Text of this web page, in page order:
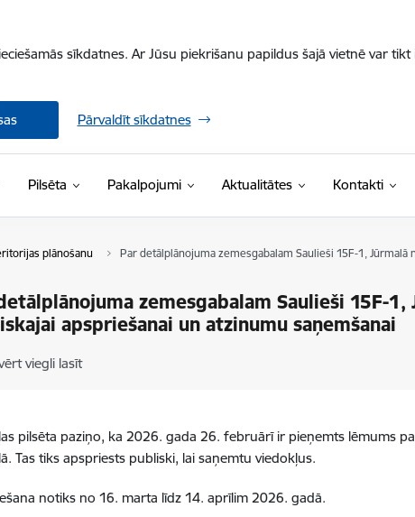
sīkdatnes. Ar Jūsu piekrišanu papildus šajā vietnē var
Pārvaldīt sīkdatnes
Pilsēta Pakalpojumi Aktualitātes Kontakti
plānošanu Par detālplānojuma zemesgabalam Saulieši 15F-1,
zemesgabalam Saulieši 15F-1,
apspriešanai un atzinumu saņemšanai
viegli lasīt
pilsēta paziņo, ka 2026. gada 26. februārī ir pieņemts lēmums
Tas tiks apspriests publiski, lai saņemtu viedokļus.
notiks no 16. marta līdz 14. aprīlim 2026. gadā.